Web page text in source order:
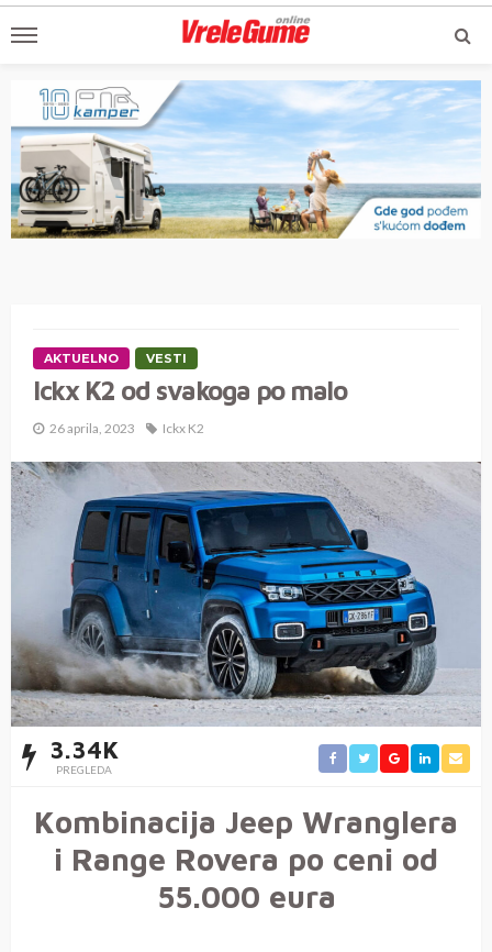
AKTUELNO VESTI
Ickx K2 od svakoga po malo
26 aprila, 2023 Ickx K2
3.34K
PREGLEDA
Kombinacija Jeep Wranglera
i Range Rovera po ceni od
55.000 eura